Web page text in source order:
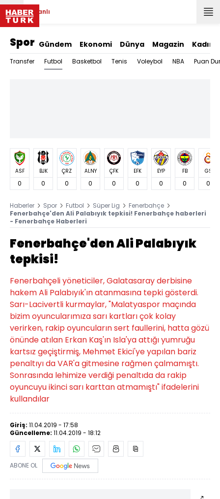
Canlı
Spor Gündem Ekonomi Dünya Magazin Kadın
Transfer Futbol Basketbol Tenis Voleybol NBA Puan
ASF
0
BJK
0
ÇRZ
0
ALNY
0
ÇFK
0
EFK
0
EYP
0
FB
0
GS
0
Haberler Spor Futbol Süper Lig
Fenerbahçe
Fenerbahçe'den Ali Palabıyık tepkisi! Fenerbahçe haberleri
- Fenerbahçe Haberleri
Fenerbahçe'den Ali Palabıyık
tepkisi!
Fenerbahçeli yöneticiler, Galatasaray derbisine
hakem Ali Palabıyık'ın atanmasına tepki gösterdi.
Sarı-Lacivertli kurmaylar, "Malatyaspor maçında
bizim oyuncularımıza sarı kartları çok kolay
verirken, rakip oyuncuların sert faullerini, hatta gözü
önünde atılan Erkan Kaş'ın Isla'ya attığı yumruğu
kartsız geçiştirmiş, Mehmet Ekici'ye yapılan bariz
penaltıyı da VAR'a gitmesine rağmen çalmamıştı.
Sonrasında lehimize verdiği penaltıda da rakip
oyuncuyu ikinci sarı karttan atmamıştı" ifadelerini
kullandılar
Giriş: 11.04.2019 - 17:58
Güncelleme: 11.04.2019 - 18:12
ABONE OL